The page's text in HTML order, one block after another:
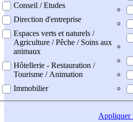
Conseil / Etudes
Direction d'entreprise
Espaces verts et naturels /
Agriculture / Pêche / Soins aux
animaux
Hôtellerie - Restauration /
Tourisme / Animation
Immobilier
Appliquer